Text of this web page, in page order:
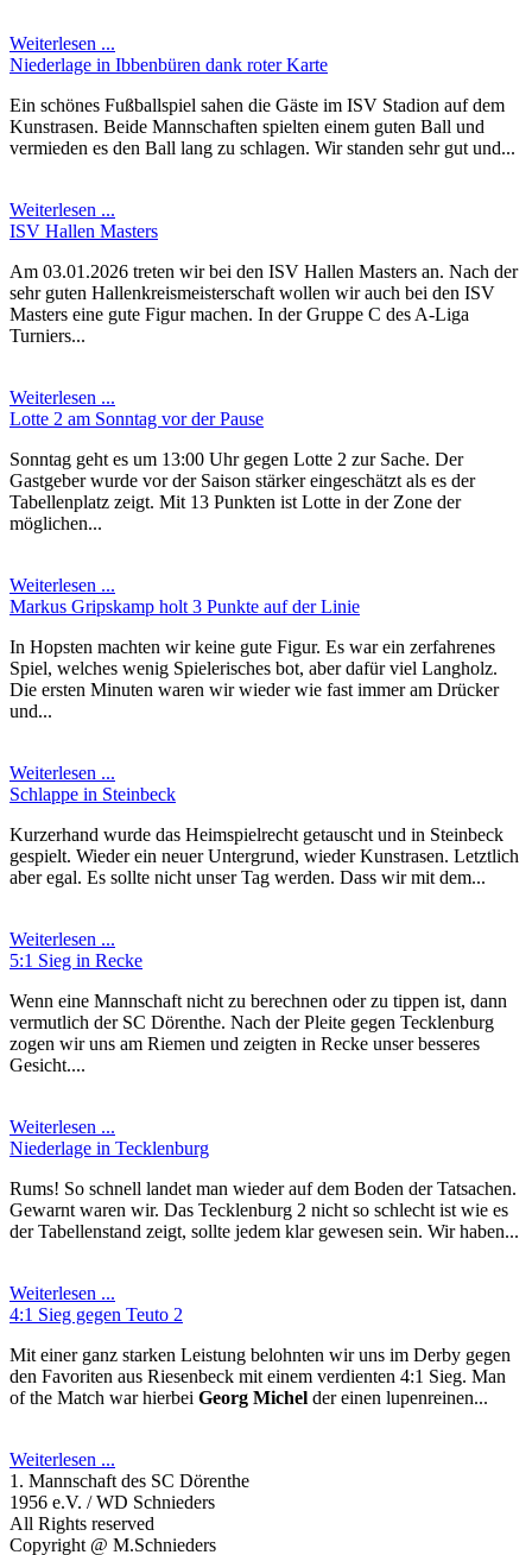
Weiterlesen ...
Niederlage in Ibbenbüren dank roter Karte
Ein schönes Fußballspiel sahen die Gäste im ISV Stadion auf dem
Kunstrasen. Beide Mannschaften spielten einem guten Ball und
vermieden es den Ball lang zu schlagen. Wir standen sehr gut und...
Weiterlesen ...
ISV Hallen Masters
Am 03.01.2026 treten wir bei den ISV Hallen Masters an. Nach der
sehr guten Hallenkreismeisterschaft wollen wir auch bei den ISV
Masters eine gute Figur machen. In der Gruppe C des A-Liga
Turniers...
Weiterlesen ...
Lotte 2 am Sonntag vor der Pause
Sonntag geht es um 13:00 Uhr gegen Lotte 2 zur Sache. Der
Gastgeber wurde vor der Saison stärker eingeschätzt als es der
Tabellenplatz zeigt. Mit 13 Punkten ist Lotte in der Zone der
möglichen...
Weiterlesen ...
Markus Gripskamp holt 3 Punkte auf der Linie
In Hopsten machten wir keine gute Figur. Es war ein zerfahrenes
Spiel, welches wenig Spielerisches bot, aber dafür viel Langholz.
Die ersten Minuten waren wir wieder wie fast immer am Drücker
und...
Weiterlesen ...
Schlappe in Steinbeck
Kurzerhand wurde das Heimspielrecht getauscht und in Steinbeck
gespielt. Wieder ein neuer Untergrund, wieder Kunstrasen. Letztlich
aber egal. Es sollte nicht unser Tag werden. Dass wir mit dem...
Weiterlesen ...
5:1 Sieg in Recke
Wenn eine Mannschaft nicht zu berechnen oder zu tippen ist, dann
vermutlich der SC Dörenthe. Nach der Pleite gegen Tecklenburg
zogen wir uns am Riemen und zeigten in Recke unser besseres
Gesicht....
Weiterlesen ...
Niederlage in Tecklenburg
Rums! So schnell landet man wieder auf dem Boden der Tatsachen.
Gewarnt waren wir. Das Tecklenburg 2 nicht so schlecht ist wie es
der Tabellenstand zeigt, sollte jedem klar gewesen sein. Wir haben...
Weiterlesen ...
4:1 Sieg gegen Teuto 2
Mit einer ganz starken Leistung belohnten wir uns im Derby gegen
den Favoriten aus Riesenbeck mit einem verdienten 4:1 Sieg. Man
of the Match war hierbei Georg Michel der einen lupenreinen...
Weiterlesen ...
1. Mannschaft des SC Dörenthe
1956 e.V. / WD Schnieders
All Rights reserved
Copyright @ M.Schnieders